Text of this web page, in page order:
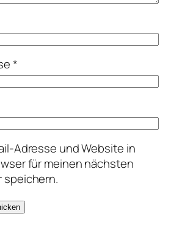
*
Adresse und Website in
für meinen nächsten
speichern.